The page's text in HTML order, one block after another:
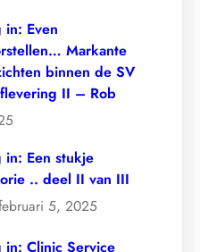
in: Even
Markante
binnen de SV
II – Rob
in: Een stukje
.. deel II van III
5, 2025
in: Clinic Service